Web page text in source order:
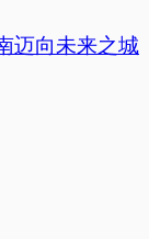
迈向未来之城